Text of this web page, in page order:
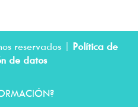
reservados | Política de
de datos